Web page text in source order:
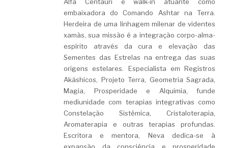
embaixadora do Comando Ashtar na Terra.
Herdeira de uma linhagem milenar de videntes
xamãs, sua missão é a integração corpo-alma-
espírito através da cura e elevação das
Sementes das Estrelas na entrega das suas
origens estelares. Especialista em Registros
Akáshicos, Projeto Terra, Geometria Sagrada,
Magia, Prosperidade e Alquimia, funde
mediunidade com terapias integrativas como
Constelação Sistêmica, Cristaloterapia,
Aromaterapia e outras terapias profundas.
Escritora e mentora, Neva dedica-se à
expansão da consciência e prosperidade